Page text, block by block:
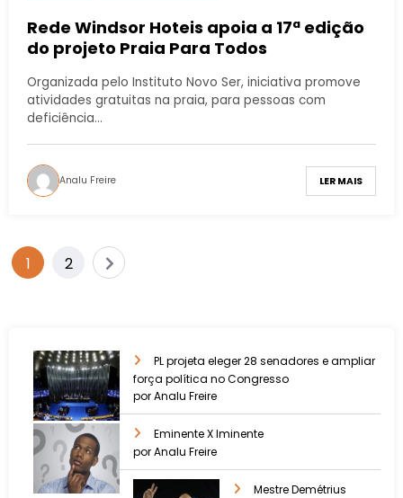
Rede Windsor Hoteis apoia a 17ª edição
do projeto Praia Para Todos
Organizada pelo Instituto Novo Ser, iniciativa promove
atividades gratuitas na praia, para pessoas com
deficiência…
Analu Freire LER MAIS
1 2
PL projeta eleger 28 senadores e ampliar
força política no Congresso
por Analu Freire
Eminente X Iminente
por Analu Freire
Mestre Demétrius